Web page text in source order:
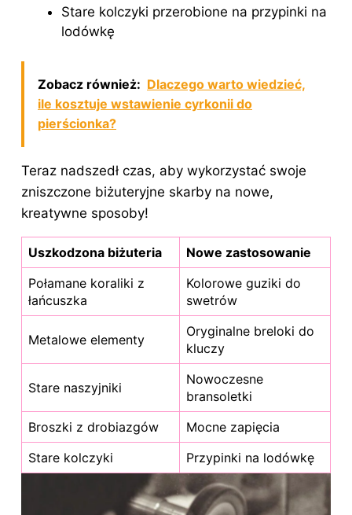
Stare kolczyki przerobione na przypinki na
lodówkę
Zobacz również: Dlaczego warto wiedzieć,
ile kosztuje wstawienie cyrkonii do
pierścionka?
Teraz nadszedł czas, aby wykorzystać swoje
zniszczone biżuteryjne skarby na nowe,
kreatywne sposoby!
Uszkodzona biżuteria
Nowe zastosowanie
Połamane koraliki z
łańcuszka
Kolorowe guziki do
swetrów
Metalowe elementy
Oryginalne breloki do
kluczy
Stare naszyjniki
Nowoczesne
bransoletki
Broszki z drobiazgów
Mocne zapięcia
Stare kolczyki
Przypinki na lodówkę